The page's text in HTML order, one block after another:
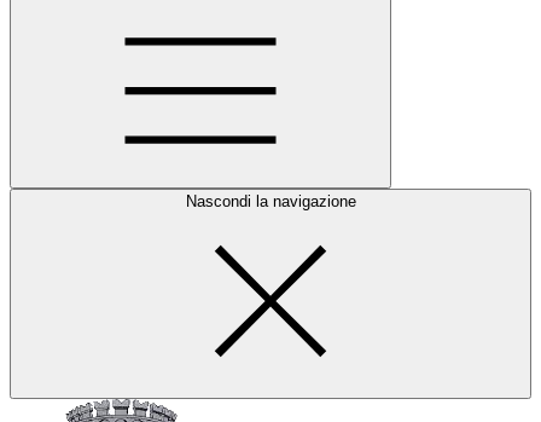
Nascondi la navigazione